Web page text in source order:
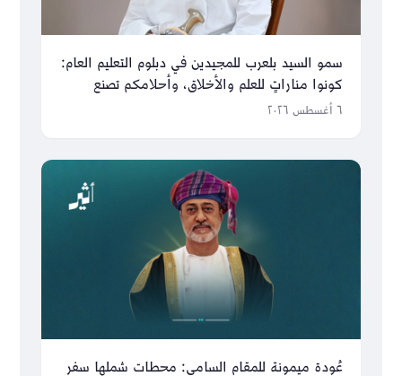
سمو السيد بلعرب للمجيدين في دبلوم التعليم العام:
كونوا مناراتٍ للعلم والأخلاق، وأحلامكم تصنع
مستقبل عُمان
٦ أغسطس ٢٠٢٦
عُودة ميمونة للمقام السامي: محطات شملها سفر